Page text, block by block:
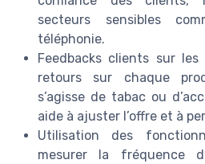
secteurs sensibles
téléphonie.
Feedbacks clients sur
retours sur chaque
s’agisse de tabac ou
aide à ajuster l’offre et à
Utilisation des
mesurer la fréquence